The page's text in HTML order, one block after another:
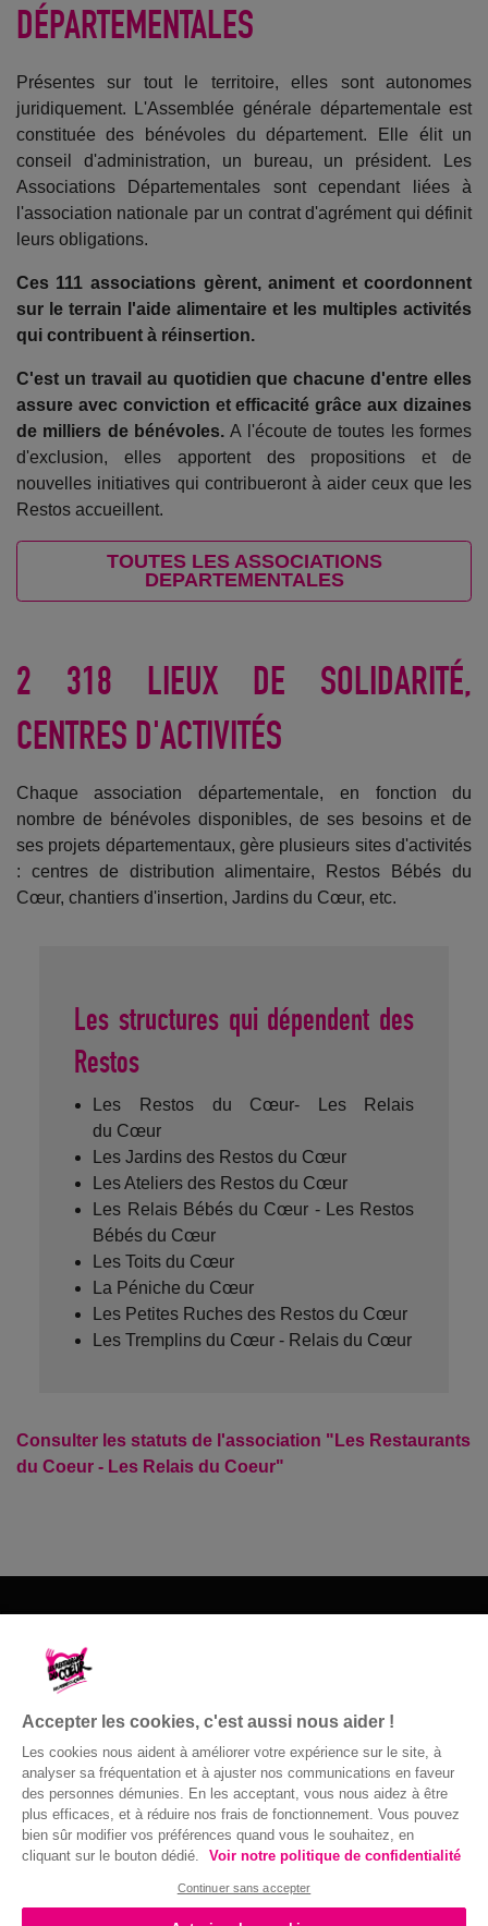
DÉPARTEMENTALES
Présentes sur tout le territoire, elles sont autonomes
juridiquement. L'Assemblée générale départementale est
constituée des bénévoles du département. Elle élit un
conseil d'administration, un bureau, un président. Les
Associations Départementales sont cependant liées à
l'association nationale par un contrat d'agrément qui définit
leurs obligations.
Ces 111 associations gèrent, animent et coordonnent
sur le terrain l'aide alimentaire et les multiples activités
qui contribuent à réinsertion.
C'est un travail au quotidien que chacune d'entre elles
assure avec conviction et efficacité grâce aux dizaines
de milliers de bénévoles.A l'écoute de toutes les formes
d'exclusion, elles apportent des propositions et de
nouvelles initiatives qui contribueront à aider ceux que les
Restos accueillent.
TOUTES LES ASSOCIATIONS
DEPARTEMENTALES
2 318 LIEUX DE SOLIDARITÉ,
CENTRES D'ACTIVITÉS
Chaque association départementale, en fonction du
nombre de bénévoles disponibles, de ses besoins et de
ses projets départementaux, gère plusieurs sites d'activités
: centres de distribution alimentaire, Restos Bébés du
Cœur, chantiers d'insertion, Jardins du Cœur, etc.
Les structures qui dépendent des
Restos
Les Restos du Cœur- Les Relais
du Cœur
Les Jardins des Restos du Cœur
Les Ateliers des Restos du Cœur
Les Relais Bébés du Cœur - Les Restos
Bébés du Cœur
Les Toits du Cœur
La Péniche du Cœur
Les Petites Ruches des Restos du Cœur
Les Tremplins du Cœur - Relais du Cœur
Consulter les statuts de l'association "Les Restaurants
du Coeur - Les Relais du Coeur"
Les Restos du Cœur du 18
16 route d'Orléans
18230 Saint Doulchard
Nous contacter
Mentions légales| 2016 ©
Accepter les cookies, c'est aussi nous aider !
Les cookies nous aident à améliorer votre expérience sur le site, à
analyser sa fréquentation et à ajuster nos communications en faveur
des personnes démunies. En les acceptant, vous nous aidez à être
plus efficaces, et à réduire nos frais de fonctionnement. Vous pouvez
bien sûr modifier vos préférences quand vous le souhaitez, en
cliquant sur le bouton dédié.
Voir notre politique de confidentialité
Continuer sans accepter